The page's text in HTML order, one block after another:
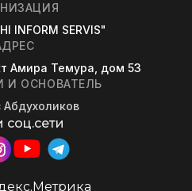
INFORM SERVIS"
Амира Темура, дом 53
И ОСНОВАТЕЛЬ
соц.сети